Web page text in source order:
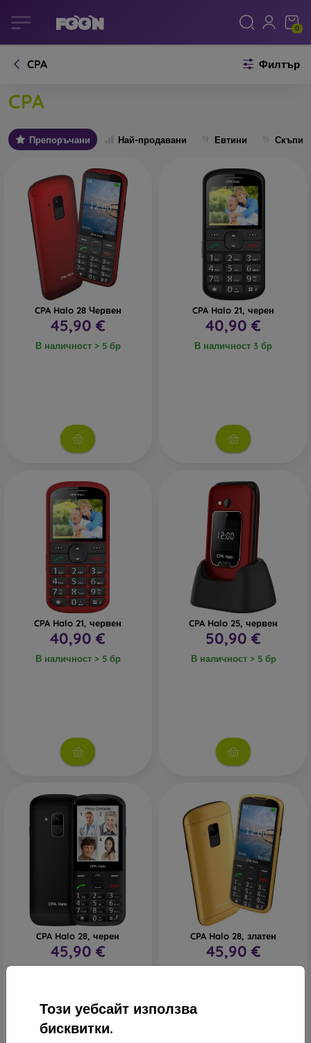
Този уебсайт използва
бисквитки.
0
CPA Филтър
CPA
Препоръчани Най-продавани Евтини Скъпи
CPA Halo 28 Червен
45,90 €
В наличност > 5 бр
CPA Halo 21, черен
40,90 €
В наличност 3 бр
CPA Halo 21, червен
40,90 €
В наличност > 5 бр
CPA Halo 25, червен
50,90 €
В наличност > 5 бр
CPA Halo 28, черен
45,90 €
CPA Halo 28, златен
45,90 €